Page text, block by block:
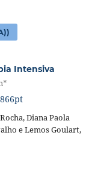
Intensiva
Diana Paola
e Lemos Goulart,